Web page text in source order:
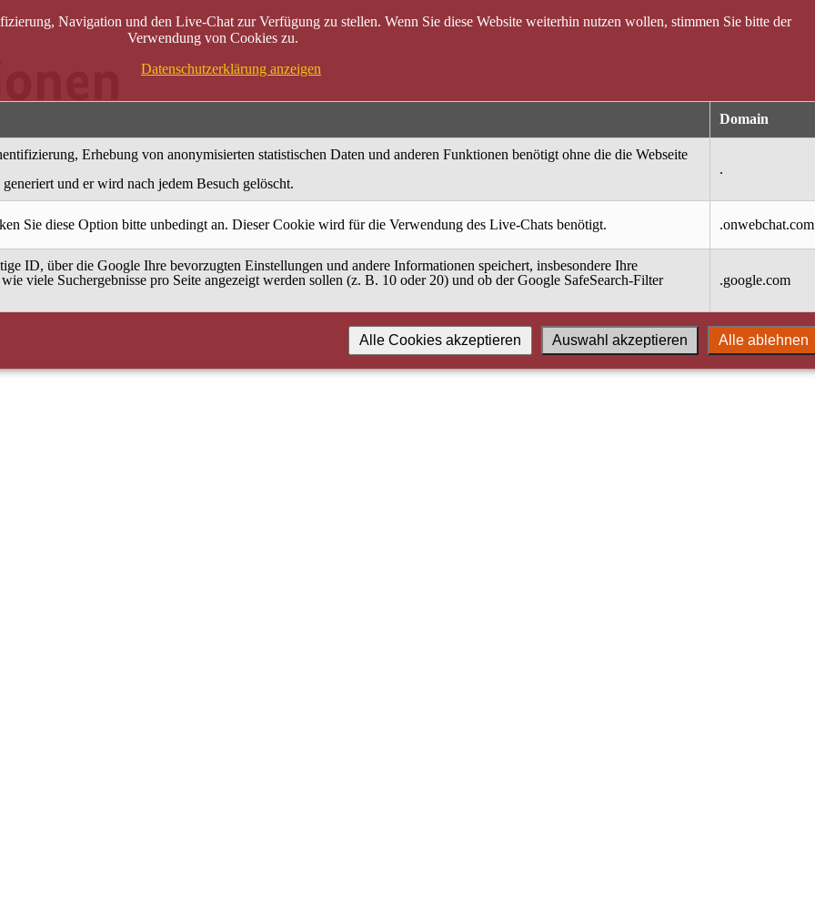
Navigation und den Live-Chat zur Verfügung zu stellen. Wenn Sie diese Website weiterhin nutzen wollen, stimmen Sie bitte der
Verwendung von Cookies zu.
Datenschutzerklärung anzeigen
Domain
Erhebung von anonymisierten statistischen Daten und anderen Funktionen benötigt ohne die die Webseite
und er wird nach jedem Besuch gelöscht.
.
Sie diese Option bitte unbedingt an. Dieser Cookie wird für die Verwendung des Live-Chats benötigt. .onwebchat.com
ID, über die Google Ihre bevorzugten Einstellungen und andere Informationen speichert, insbesondere Ihre
viele Suchergebnisse pro Seite angezeigt werden sollen (z. B. 10 oder 20) und ob der Google SafeSearch-Filter
.google.com
Alle ablehnen
Auswahl akzeptieren
Alle Cookies akzeptieren